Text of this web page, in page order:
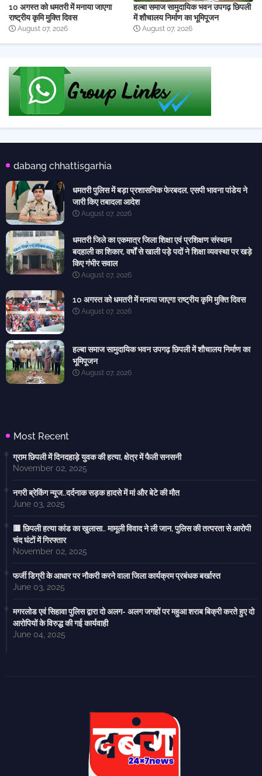
10 अगस्त को धमतरी में मनाया जाएगा
राष्ट्रीय कृमि मुक्ति दिवस
August 07, 2026
हल्बा समाज सामुदायिक भवन उपगढ़ छिपली
में शौचालय निर्माण का भूमिपूजन
August 07, 2026
dabang chhattisgarhia
धमतरी पुलिस में बड़ा प्रशासनिक फेरबदल, एसपी भावना पांडेय ने
जारी किए तबादला आदेश
August 07, 2026
धमतरी जिले का एकमात्र जिला शिक्षा एवं प्रशिक्षण संस्थान
बदहाली का शिकार, वर्षों से खाली पड़े पदों ने शिक्षा व्यवस्था पर खड़े
किए गंभीर सवाल
August 07, 2026
10 अगस्त को धमतरी में मनाया जाएगा राष्ट्रीय कृमि मुक्ति दिवस
August 07, 2026
हल्बा समाज सामुदायिक भवन उपगढ़ छिपली में शौचालय निर्माण का
भूमिपूजन
August 07, 2026
Most Recent
ग्राम छिपली में दिनदहाड़े युवक की हत्या, क्षेत्र में फैली सनसनी
November 02, 2025
नगरी ब्रेकिंग न्यूज..दर्दनाक सड़क हादसे में मां और बेटे की मौत
June 03, 2025
🟥 छिपली हत्या कांड का खुलासा.. मामूली विवाद ने ली जान, पुलिस की तत्परता से आरोपी
चंद घंटों में गिरफ्तार
November 02, 2025
फर्जी डिग्री के आधार पर नौकरी करने वाला जिला कार्यक्रम प्रबंधक बर्खास्त
June 03, 2025
मगरलोड एवं सिहावा पुलिस द्वारा दो अलग- अलग जगहों पर महुआ शराब बिक्री करते हुए दो
आरोपियों के विरुद्ध की गई कार्यवाही
June 04, 2025